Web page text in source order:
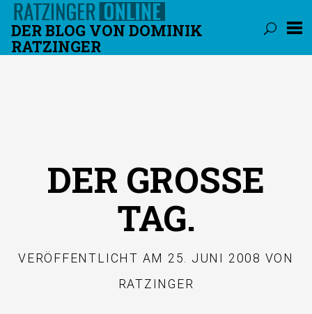
DER BLOG VON DOMINIK
RATZINGER
DER GROSSE T
AG.
VERÖFFENTLICHT AM 25. JUNI 2008 VON
RATZINGER